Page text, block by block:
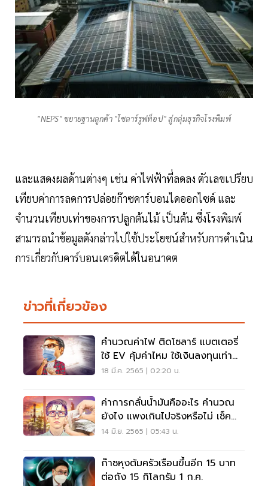
"NEPS" ขยายฐานลูกค้า "โซลาร์รูฟท็อป" สู่กลุ่มธุรกิจโรงพิมพ์
และแสดงผลด้านต่างๆ เช่น ค่าไฟฟ้าที่ลดลง ตัวเลขเปรียบ
เทียบค่าการลดการปล่อยก๊าซคาร์บอนไดออกไซด์ และ
จำนวนเทียบเท่าของการปลูกต้นไม้ เป็นต้น ซึ่งโรงพิมพ์
สามารถนำข้อมูลดังกล่าวไปใช้ประโยชน์สำหรับการดำเนิน
การเกี่ยวกับคาร์บอนเครดิตได้ในอนาคต
ข่าวที่เกี่ยวข้อง
คำนวณค่าไฟ ติดโซลาร์ แบตเตอรี่
ใช้ EV คุ้มค่าไหม ใช้เงินลงทุนเท่า
ไหร่ เช็กเลย
18 มี.ค. 2565 | 02:20 น.
ค่าการกลั่นน้ำมันคืออะไร คำนวณ
ยังไง แพงเกินไปจริงหรือไม่ เช็ค
เลย
14 มิ.ย. 2565 | 05:43 น.
ก๊าซหุงต้มครัวเรือนขึ้นอีก 15 บาท
ต่อถัง 15 กิโลกรัม 1 ก.ค.